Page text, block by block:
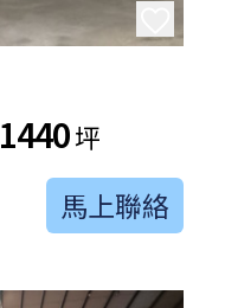
1440坪
馬上聯絡